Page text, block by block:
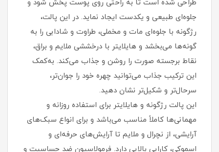
طراحی شده است تا به‌ راحتی روی پوست پخش شود و
جلوه‌ای طبیعی و یکدست ایجاد نماید. در این پالت،
رژگونه با جلوه‌ای مات و مخملی، طراوت و شادابی را به
گونه‌ها می‌بخشد و هایلایتر با درخششی ملایم و براق،
نقاط برجسته صورت را روشن و جذاب می‌کند. به‌کمک
این ترکیب جذاب می‌توانید چهره خود را جوان‌تر،
سرحال‌تر و شکیل‌تر نشان دهید.
این پالت رژگونه و هایلایتر برای استفاده روزانه و
مهمانی‌ها کاملاً مناسب می‌باشد و برای انواع سبک‌های
آرایشی، از نچرال و ملایم تا آرایش‌های حرفه‌ای و
اسموکی، کارایی بالایی دارد. فرمولاسیون ضد حساسیت و